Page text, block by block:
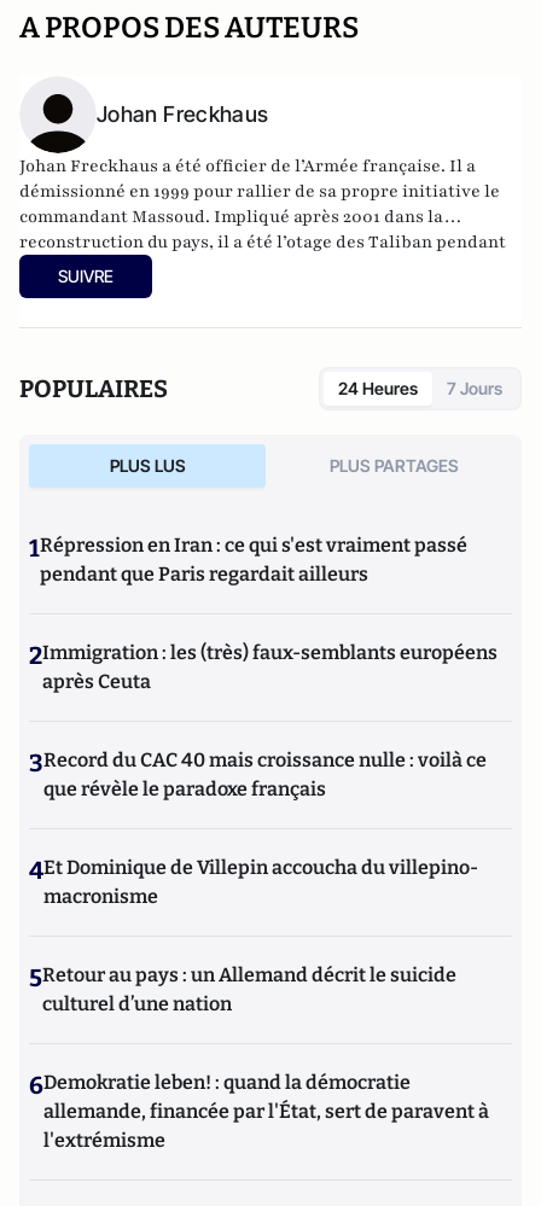
A PROPOS DES AUTEURS
Johan Freckhaus
JohanFreckhaus a été officier de l’Armée française. Il a
démissionné en 1999 pour rallier de sa propre initiative le
commandant Massoud. Impliqué après 2001 dans la
reconstruction du pays, il a été l’otage des Taliban pendant
trois semaines en 2008.
SUIVRE
POPULAIRES 24 Heures 7 Jours
PLUS LUS PLUS PARTAGES
1Répression en Iran : ce qui s'est vraiment passé
pendant que Paris regardait ailleurs
2Immigration : les (très) faux-semblants européens
après Ceuta
3Record du CAC 40 mais croissance nulle : voilà ce
que révèle le paradoxe français
4Et Dominique de Villepin accoucha du villepino-
macronisme
5Retour au pays : un Allemand décrit le suicide
culturel d’une nation
6Demokratie leben! : quand la démocratie
allemande, financée par l'État, sert de paravent à
l'extrémisme